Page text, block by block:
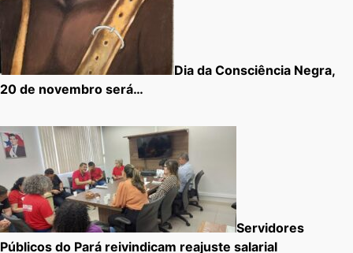
Dia da Consciência Negra,
20 de novembro será…
Servidores
Públicos do Pará reivindicam reajuste salarial